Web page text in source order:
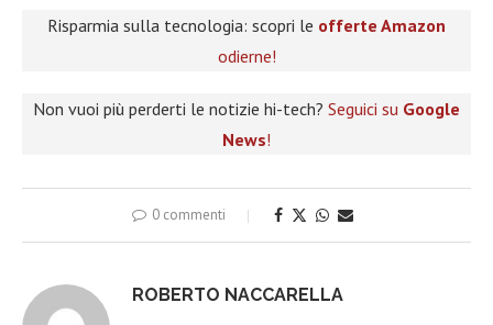
Risparmia sulla tecnologia: scopri le offerte Amazon
odierne!
Non vuoi più perderti le notizie hi-tech? Seguici su Google
News!
0 commenti
ROBERTO NACCARELLA